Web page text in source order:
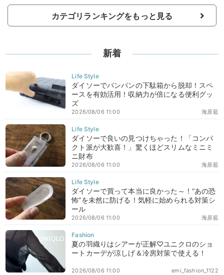
カテゴリランキングをもっと見る
新着
ダイソーでパンパンの下駄箱から脱却！スペ
ースを有効活用！収納力が倍になる便利グッ
ズ
海原藍
2026/08/06 11:00
ダイソーで良いの見つけちゃった！「コンパ
クト派が大歓喜！」驚くほどスリムなミニミ
ニ財布
海原藍
2026/08/06 11:00
ダイソーで買って本当に良かった～！“あの恐
怖”を未然に防げる！気軽に始められる対策シ
ール
海原藍
2026/08/06 11:00
夏の羽織りはシアーが正解♡ユニクロのショ
ートカーデが涼しげ＆冷房対策で使える！
emi_fashion_1122
2026/08/06 11:00